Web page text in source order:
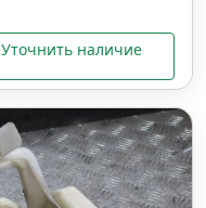
Уточнить наличие